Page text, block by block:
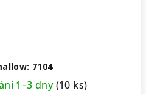
7104
1–3 dny(10 ks)